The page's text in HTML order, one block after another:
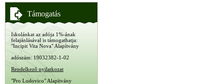
Támogatás
Iskolánkat az adója 1%-ának
felajánlásával is támogathatja:
"Incipit Vita Nova" Alapítvány
adószám: 19032382-1-02
Rendelkező nyilatkozat
"Pro Ludovico" Alapítvány